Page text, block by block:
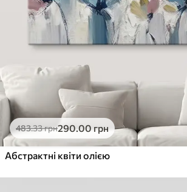
483.33грн290.00грн
Абстрактні квіти олією